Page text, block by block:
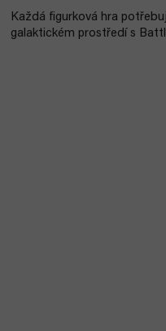
Každá figurková hra
galaktickém prostředí s